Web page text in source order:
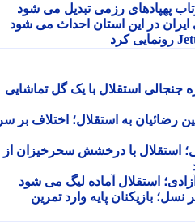
رزمی تبدیل می شود
در این استان احداث می شود
استقلال با یک گل تماشایی
به استقلال؛ اختلاف بر سر
استقلال با درخشش سحرخیزان از
استقلال آماده لیگ می شود
بازیکنان پایه وارد تمرین